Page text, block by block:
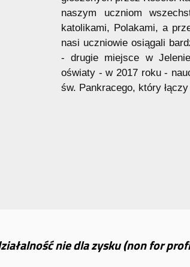
naszym uczniom
katolikami, Polakami, a
nasi uczniowie osiągali
- drugie miejsce w
oświaty - w 2017 roku -
św. Pankracego, który
nie dla zysku (non for